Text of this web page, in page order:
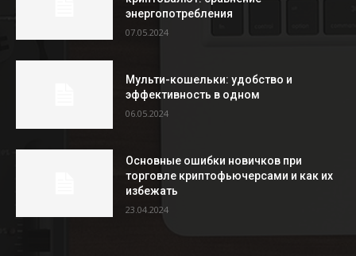
энергопотребления
07.05.2024
Мульти-кошельки: удобство и
эффективность в одном
06.05.2024
Основные ошибки новичков при
торговле криптофьючерсами и как их
избежать
23.04.2024